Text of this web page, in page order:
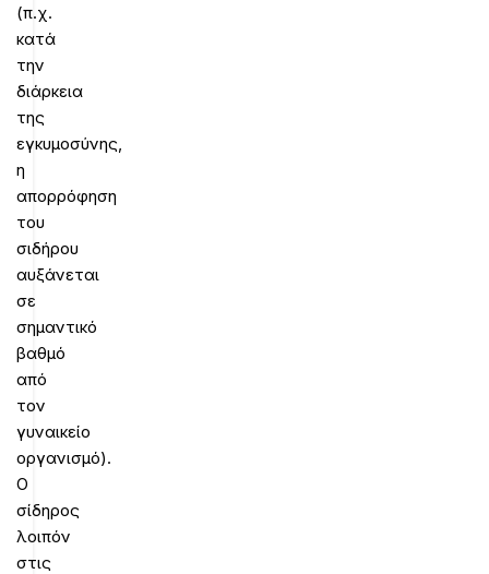
(π.χ.
κατά
την
διάρκεια
της
εγκυμοσύνης,
η
απορρόφηση
του
σιδήρου
αυξάνεται
σε
σημαντικό
βαθμό
από
τον
γυναικείο
οργανισμό).
Ο
σίδηρος
λοιπόν
στις